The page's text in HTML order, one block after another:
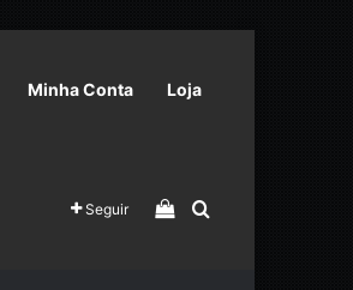
Minha Conta Loja
Seguir Veja seu carrinho
Procurar por